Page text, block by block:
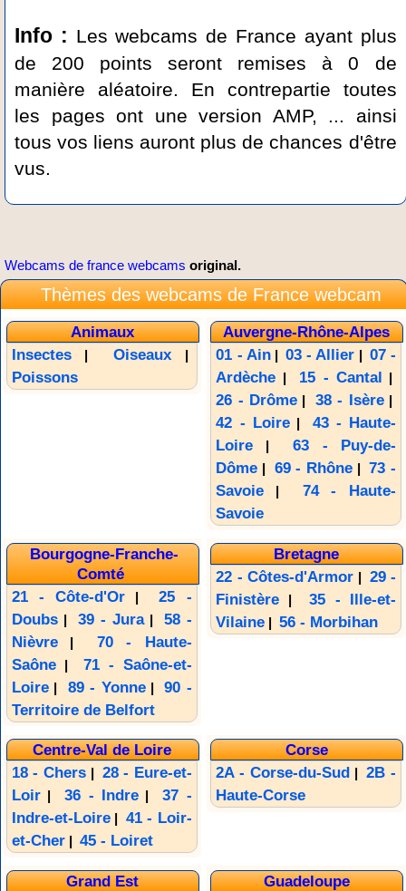
Info : Les webcams de France ayant plus
de 200 points seront remises à 0 de
manière aléatoire. En contrepartie toutes
les pages ont une version AMP, ... ainsi
tous vos liens auront plus de chances d'être
vus.
Webcams de france webcams original.
Thèmes des webcams de France webcam
Animaux
Insectes|Oiseaux |
Poissons
Auvergne-Rhône-Alpes
01 - Ain|03 - Allier | 07 -
Ardèche | 15 - Cantal |
26 - Drôme |38 - Isère|
42 - Loire| 43 - Haute-
Loire |63 - Puy-de-
Dôme | 69 - Rhône |73 -
Savoie | 74 - Haute-
Savoie
Bourgogne-Franche-
Comté
21 - Côte-d'Or |25 -
Doubs| 39 - Jura| 58 -
Nièvre|70 - Haute-
Saône|71 - Saône-et-
Loire| 89 - Yonne|90 -
Territoire de Belfort
Bretagne
22 - Côtes-d'Armor | 29 -
Finistère | 35 - Ille-et-
Vilaine |56 - Morbihan
Centre-Val de Loire
18 - Chers | 28 - Eure-et-
Loir|36 - Indre|37 -
Indre-et-Loire| 41 - Loir-
et-Cher| 45 - Loiret
Corse
2A - Corse-du-Sud |2B -
Haute-Corse
Grand Est Guadeloupe